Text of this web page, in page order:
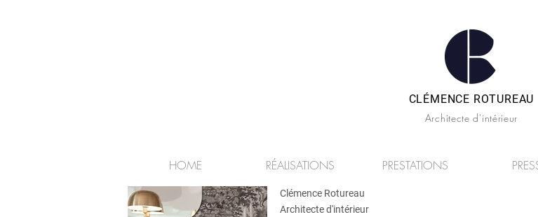
CLÉMENCE ROTUREAU
Architecte d'intérieur
HOME RÉALISATIONS PRESTATIONS
Clémence Rotureau
Architecte d'intérieur